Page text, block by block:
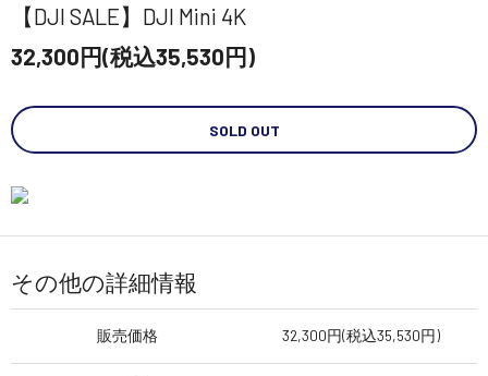
【DJI SALE】DJI Mini 4K
32,300円(税込35,530円)
SOLD OUT
その他の詳細情報
販売価格 32,300円(税込35,530円)